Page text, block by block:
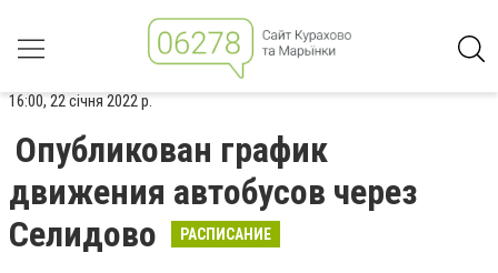
16:00, 22 січня 2022 р.
Опубликован график
движения автобусов через
Селидово
РАСПИСАНИЕ